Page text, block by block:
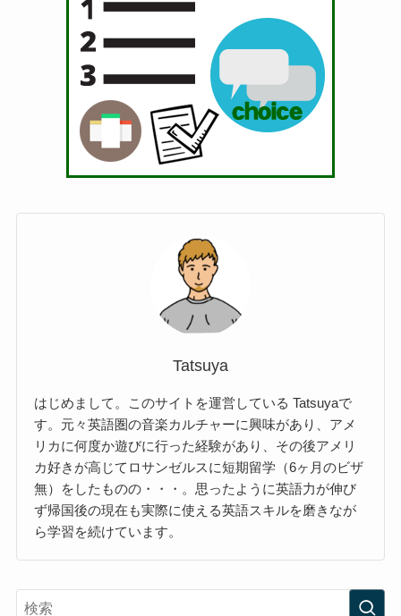
Tatsuya
はじめまして。このサイトを運営している Tatsuyaで
す。元々英語圏の音楽カルチャーに興味があり、アメ
リカに何度か遊びに行った経験があり、その後アメリ
カ好きが高じてロサンゼルスに短期留学（6ヶ月のビザ
無）をしたものの・・・。思ったように英語力が伸び
ず帰国後の現在も実際に使える英語スキルを磨きなが
ら学習を続けています。